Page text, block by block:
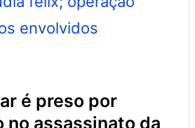
no assassinato da